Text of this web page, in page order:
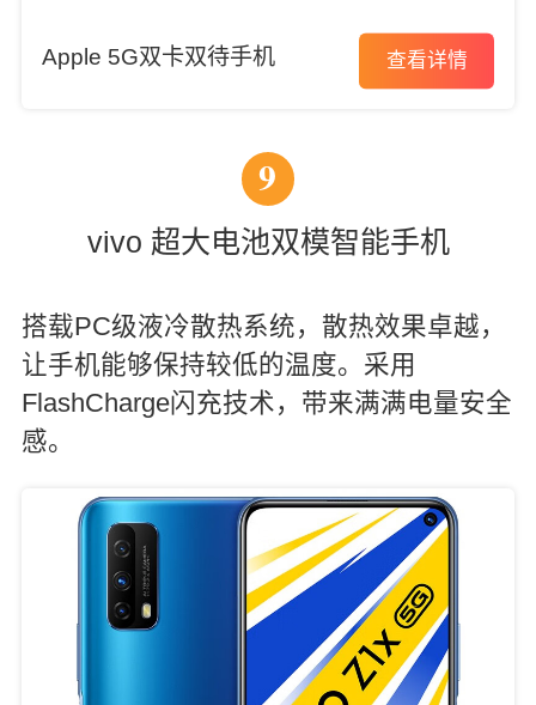
Apple 5G双卡双待手机 查看详情
9
vivo 超大电池双模智能手机
搭载PC级液冷散热系统，散热效果卓越，
让手机能够保持较低的温度。采用
FlashCharge闪充技术，带来满满电量安全
感。